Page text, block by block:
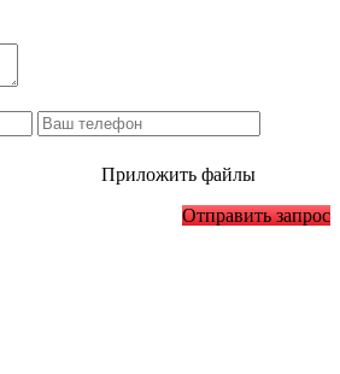
Приложить файлы
Отправить запрос